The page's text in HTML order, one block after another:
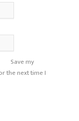
Save my
the next time I